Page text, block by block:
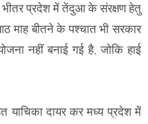
भीतर प्रदेश में तेंदुआ के संरक्षण हेतु
माह बीतने के पश्चात भी सरकार
नहीं बनाई गई है, जोकि हाई
याचिका दायर कर मध्य प्रदेश में